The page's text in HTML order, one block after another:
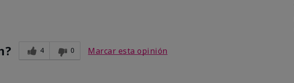
4 0 Marcar esta opinión